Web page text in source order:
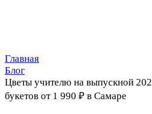
Главная
Блог
Цветы учителю на выпускной
букетов от 1 990 ₽ в Самаре